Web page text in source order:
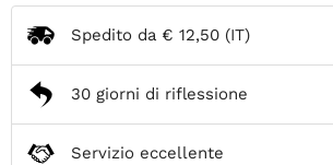
Spedito da € 12,50 (IT)
30 giorni di riflessione
Servizio eccellente